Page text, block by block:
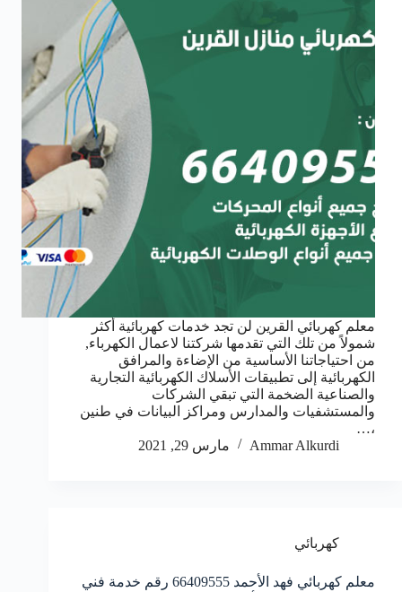
معلم كهربائي القرين لن تجد خدمات كهربائية أكثر
شمولاً من تلك التي تقدمها شركتنا لاعمال الكهرباء,
من احتياجاتنا الأساسية من الإضاءة والمرافق
الكهربائية إلى تطبيقات الأسلاك الكهربائية التجارية
والصناعية الضخمة التي تبقي الشركات
والمستشفيات والمدارس ومراكز البيانات في طنين
،…
Ammar Alkurdi
مارس 29, 2021
كهربائي
معلم كهربائي فهد الأحمد 66409555 رقم خدمة فني